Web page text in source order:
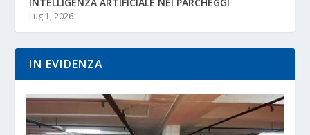
Lug 1, 2026
IN EVIDENZA